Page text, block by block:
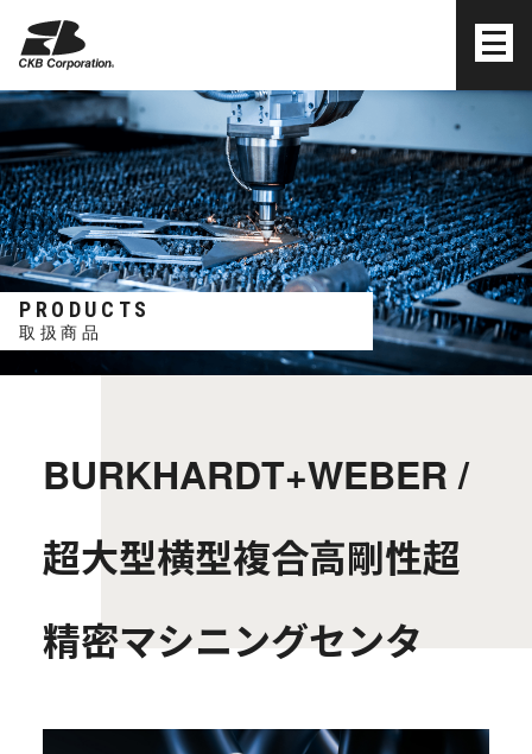
PRODUCTS
取扱商品
BURKHARDT+WEBER /
超大型横型複合高剛性超
精密マシニングセンタ